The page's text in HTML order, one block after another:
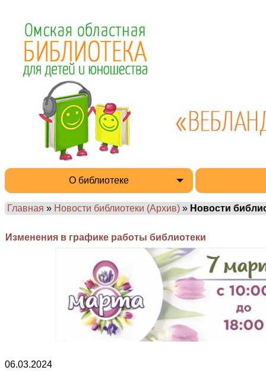
О библиотеке
Главная » Новости библиотеки (Архив) » Новости
Изменения в графике работы библиотеки
06.03.2024